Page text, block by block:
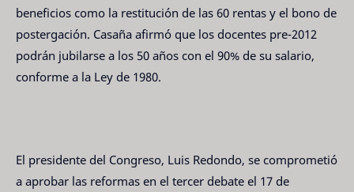
beneficios como la restitución de las 60 rentas y el bono de
postergación. Casaña afirmó que los docentes pre-2012
podrán jubilarse a los 50 años con el 90% de su salario,
conforme a la Ley de 1980.
El presidente del Congreso, Luis Redondo, se comprometió
a aprobar las reformas en el tercer debate el 17 de